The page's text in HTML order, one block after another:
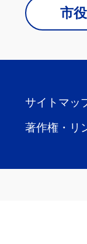
市
サイトマッ
著作権・リ